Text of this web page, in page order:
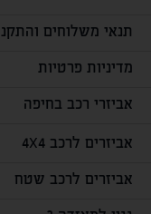
תנאי משלוחים
מדיניות פרטיות
אביזרי רכב בחיפה
אביזרים לרכב 4X4
אביזרים לרכב שטח